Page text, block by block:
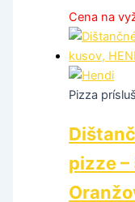
Cena na
Pizza
pizze –